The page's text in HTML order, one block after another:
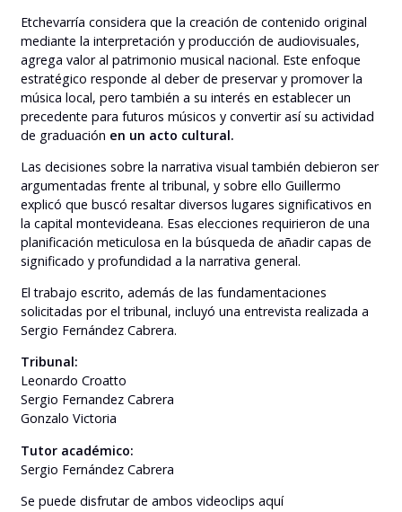
Etchevarría considera que la creación de contenido original
mediante la interpretación y producción de audiovisuales,
agrega valor al patrimonio musical nacional. Este enfoque
estratégico responde al deber de preservar y promover la
música local, pero también a su interés en establecer un
precedente para futuros músicos y convertir así su actividad
de graduación en un acto cultural.
Las decisiones sobre la narrativa visual también debieron ser
argumentadas frente al tribunal, y sobre ello Guillermo
explicó que buscó resaltar diversos lugares significativos en
la capital montevideana. Esas elecciones requirieron de una
planificación meticulosa en la búsqueda de añadir capas de
significado y profundidad a la narrativa general.
El trabajo escrito, además de las fundamentaciones
solicitadas por el tribunal, incluyó una entrevista realizada a
Sergio Fernández Cabrera.
Tribunal:
Leonardo Croatto
Sergio Fernandez Cabrera
Gonzalo Victoria
Tutor académico:
Sergio Fernández Cabrera
Se puede disfrutar de ambos videoclips aquí